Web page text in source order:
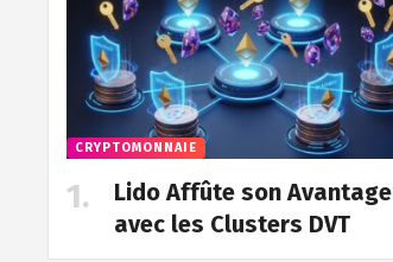
CRYPTOMONNAIE
Lido Affûte son Avantage
avec les Clusters DVT